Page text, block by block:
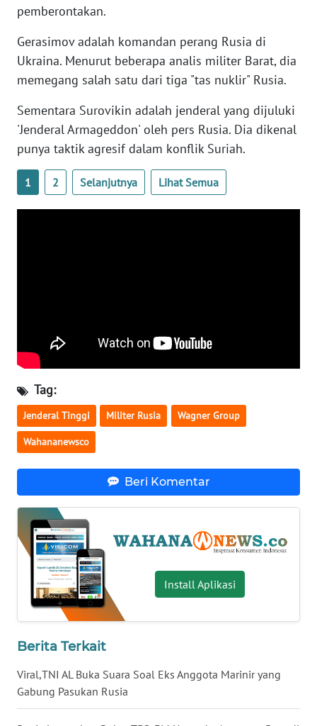
pemberontakan.
Gerasimov adalah komandan perang Rusia di
Ukraina. Menurut beberapa analis militer Barat, dia
memegang salah satu dari tiga "tas nuklir" Rusia.
Sementara Surovikin adalah jenderal yang dijuluki
'Jenderal Armageddon' oleh pers Rusia. Dia dikenal
punya taktik agresif dalam konflik Suriah.
1 2 Selanjutnya Lihat Semua
Tag:
Jenderal Tinggi Militer Rusia Wagner Group
Wahananewsco
Beri Komentar
Install Aplikasi
Berita Terkait
Viral,TNI AL Buka Suara Soal Eks Anggota Marinir yang
Gabung Pasukan Rusia
JAKARTA
WN
JABAR
BANTEN
WN
NTT
WN
BARAT
RIAU
WN
SERAMBI
JAMBI
WN
SULTRA
WN
NTB
WN
WN
SULBAR